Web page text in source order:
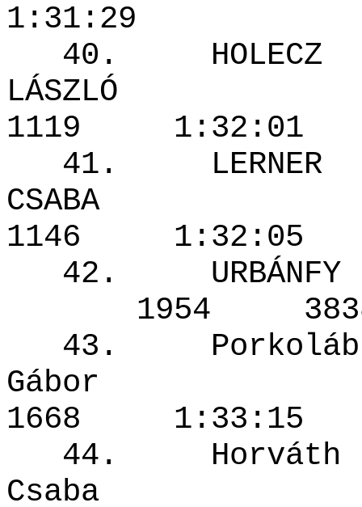
1:31:29
40. HOLECZ
1119
41. LERNER
1146
42.
1954
43. Porkoláb
Gábor
1668
44. Horváth
Csaba